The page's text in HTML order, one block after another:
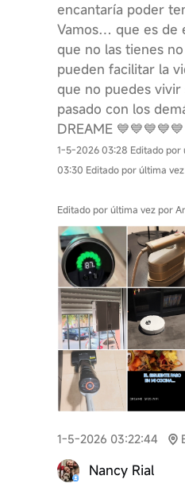
encantaría poder
Vamos… que es de
que no las tienes
pueden facilitar la
que no puedes vivir
pasado con los
DREAME 💙💙💙💙💙
1-5-2026 03:28 Editado
03:30 Editado por última
Editado por última vez por
1-5-2026 03:22:44
Nancy Rial